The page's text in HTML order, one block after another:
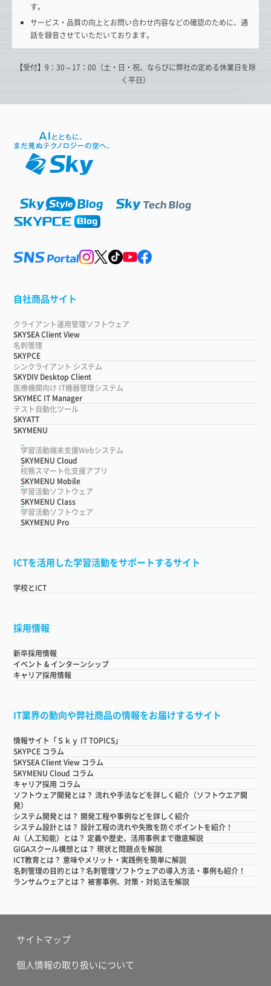
す。
サービス・品質の向上とお問い合わせ内容などの確認のために、通
話を録音させていただいております。
【受付】9：30～17：00（土・日・祝、ならびに弊社の定める休業日を除
く平日）
自社商品サイト
クライアント運用管理ソフトウェア
SKYSEA Client View
名刺管理
SKYPCE
シンクライアント システム
SKYDIV Desktop Client
医療機関向け IT機器管理システム
SKYMEC IT Manager
テスト自動化ツール
SKYATT
SKYMENU
学習活動端末支援Webシステム
SKYMENU Cloud
校務スマート化支援アプリ
SKYMENU Mobile
学習活動ソフトウェア
SKYMENU Class
学習活動ソフトウェア
SKYMENU Pro
ICTを活用した学習活動をサポートするサイト
学校とICT
採用情報
新卒採用情報
イベント & インターンシップ
キャリア採用情報
IT業界の動向や弊社商品の情報をお届けするサイト
情報サイト「Ｓｋｙ IT TOPICS」
SKYPCE コラム
SKYSEA Client View コラム
SKYMENU Cloud コラム
キャリア採用 コラム
ソフトウェア開発とは？ 流れや手法などを詳しく紹介（ソフトウエア開
発）
システム開発とは？ 開発工程や事例などを詳しく紹介
システム設計とは？ 設計工程の流れや失敗を防ぐポイントを紹介！
AI（人工知能）とは？ 定義や歴史、活用事例まで徹底解説
GIGAスクール構想とは？ 現状と問題点を解説
ICT教育とは？ 意味やメリット・実践例を簡単に解説
名刺管理の目的とは？名刺管理ソフトウェアの導入方法・事例も紹介！
ランサムウェアとは？ 被害事例、対策・対処法を解説
サイトマップ
個人情報の取り扱いについて